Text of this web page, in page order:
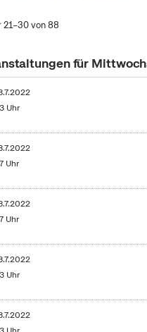
21–30 von 88
für
Uhr
Uhr
Uhr
Uhr